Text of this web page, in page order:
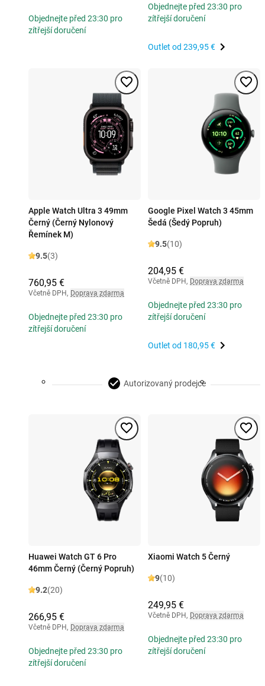
Objednejte před 23:30 pro
zítřejší doručení
Objednejte před 23:30 pro
zítřejší doručení
Outlet od 239,95 €
Apple Watch Ultra 3 49mm
Černý (Černý Nylonový
Řemínek M)
9.5(3)
760,95 €
Včetně DPH, Doprava zdarma
Objednejte před 23:30 pro
zítřejší doručení
Google Pixel Watch 3 45mm
Šedá (Šedý Popruh)
9.5(10)
204,95 €
Včetně DPH, Doprava zdarma
Objednejte před 23:30 pro
zítřejší doručení
Outlet od 180,95 €
Autorizovaný prodejce
Huawei Watch GT 6 Pro
46mm Černý (Černý Popruh)
9.2(20)
266,95 €
Včetně DPH, Doprava zdarma
Objednejte před 23:30 pro
zítřejší doručení
Xiaomi Watch 5 Černý
9(10)
249,95 €
Včetně DPH, Doprava zdarma
Objednejte před 23:30 pro
zítřejší doručení